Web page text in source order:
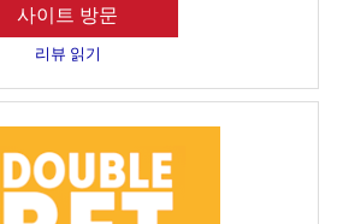
사이트 방문
리뷰 읽기